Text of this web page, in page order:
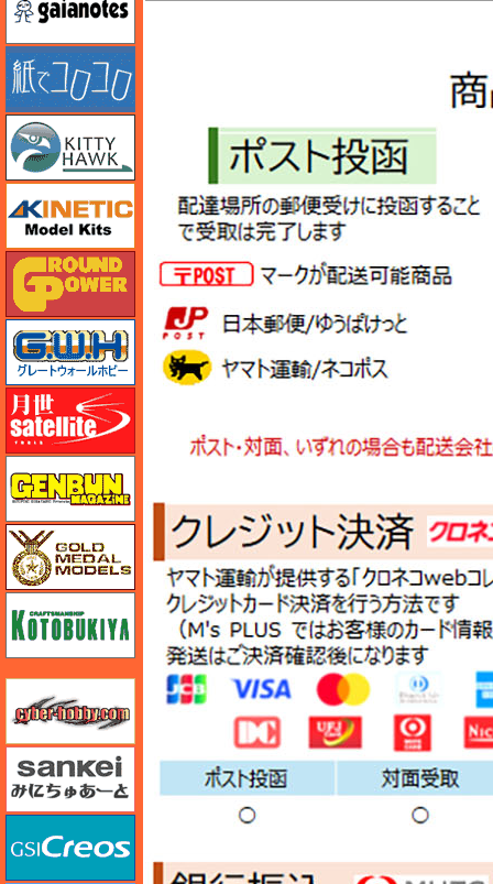
キティホーク
キネテック
ガリレオ出版 グランドパワー
グレートウォールホビー
ゴールドメダルモデルズ
コトブキヤ
サイバーホビー